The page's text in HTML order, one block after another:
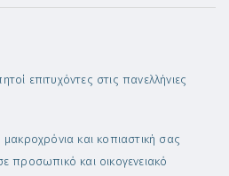
στις πανελλήνιες
και κοπιαστική σας
προσωπικό και οικογενειακό